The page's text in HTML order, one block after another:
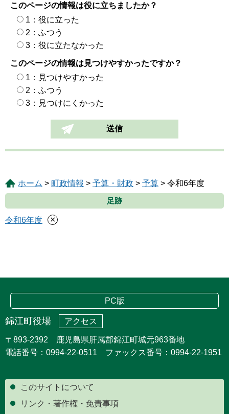
このページの情報は役に立ちましたか？
1：役に立った
2：ふつう
3：役に立たなかった
このページの情報は見つけやすかったですか？
1：見つけやすかった
2：ふつう
3：見つけにくかった
ホーム > 町政情報 > 予算・財政 > 予算 > 令和6年度
足跡
令和6年度 ×
PC版
錦江町役場 アクセス
〒893-2392 鹿児島県肝属郡錦江町城元963番地
電話番号：0994-22-0511 ファックス番号：0994-22-1951
このサイトについて
リンク・著作権・免責事項